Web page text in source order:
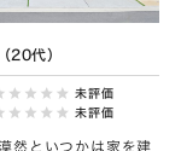
20代）
未評価
未評価
然といつかは家を建